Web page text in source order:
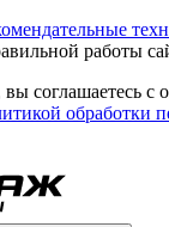
работы
вы соглашаетесь с
обработки